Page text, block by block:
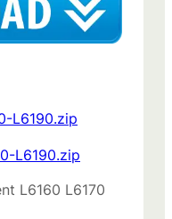
L6190.zip
L6190.zip
L6160 L6170